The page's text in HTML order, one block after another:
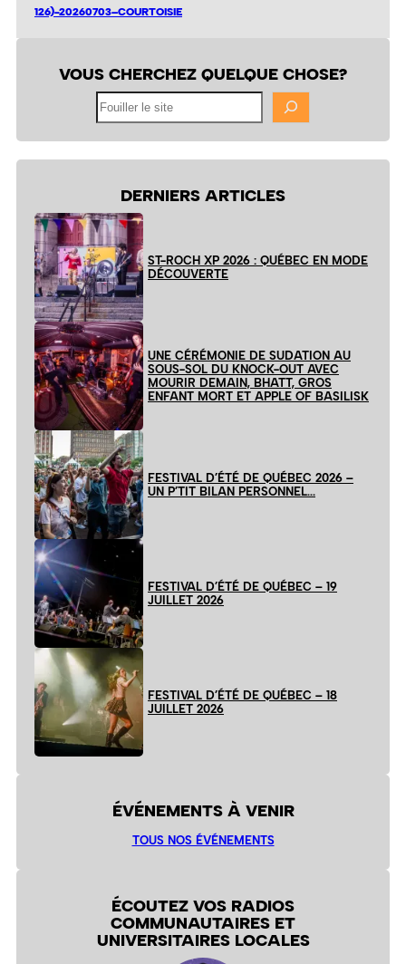
126)-20260703–COURTOISIE
VOUS CHERCHEZ QUELQUE CHOSE?
DERNIERS ARTICLES
ST-ROCH XP 2026 : QUÉBEC EN MODE
DÉCOUVERTE
UNE CÉRÉMONIE DE SUDATION AU
SOUS-SOL DU KNOCK-OUT AVEC
MOURIR DEMAIN, BHATT, GROS
ENFANT MORT ET APPLE OF BASILISK
FESTIVAL D’ÉTÉ DE QUÉBEC 2026 –
UN P’TIT BILAN PERSONNEL…
FESTIVAL D’ÉTÉ DE QUÉBEC – 19
JUILLET 2026
FESTIVAL D’ÉTÉ DE QUÉBEC – 18
JUILLET 2026
ÉVÉNEMENTS À VENIR
TOUS NOS ÉVÉNEMENTS
ÉCOUTEZ VOS RADIOS
COMMUNAUTAIRES ET
UNIVERSITAIRES LOCALES